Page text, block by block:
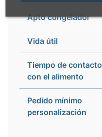
Apto congelador
Vida útil
Tiempo de contacto
con el alimento
Pedido mínimo
personalización